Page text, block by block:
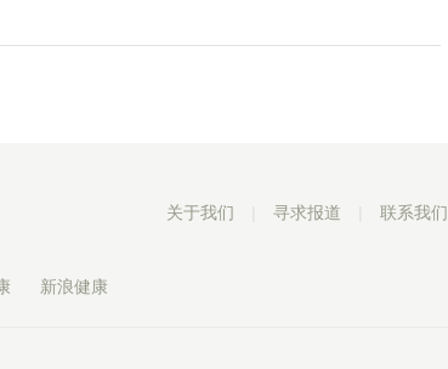
关于我们 寻求报道 联系我们
新浪健康